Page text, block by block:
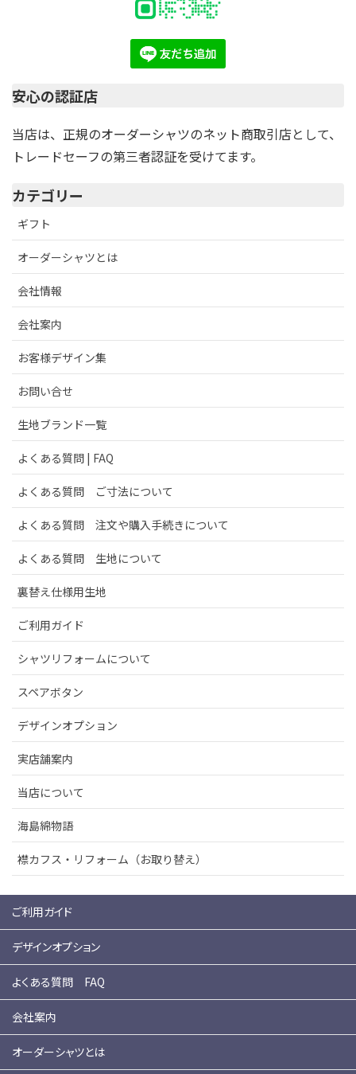
安心の認証店
当店は、正規のオーダーシャツのネット商取引店として、
トレードセーフの第三者認証を受けてます。
カテゴリー
ギフト
オーダーシャツとは
会社情報
会社案内
お客様デザイン集
お問い合せ
生地ブランド一覧
よくある質問 | FAQ
よくある質問 ご寸法について
よくある質問 注文や購入手続きについて
よくある質問 生地について
裏替え仕様用生地
ご利用ガイド
シャツリフォームについて
スペアボタン
デザインオプション
実店舗案内
当店について
海島綿物語
襟カフス・リフォーム（お取り替え）
ご利用ガイド
デザインオプション
よくある質問 FAQ
会社案内
オーダーシャツとは